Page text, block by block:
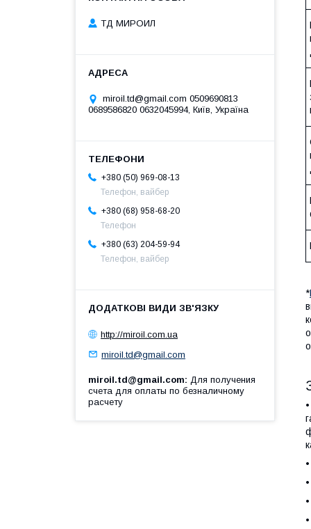
*
ТД МИРОИЛ
miroil.td@gmail.com 0509690813
0689586820 0632045994, Київ, Україна
+380 (50) 969-08-13
Телефон, вайбер
+380 (68) 958-68-20
Телефон
+380 (63) 204-59-94
Телефон, вайбер
http://miroil.com.ua
miroil.td@gmail.com
miroil.td@gmail.com Для получения
счета для оплаты по безналичному
расчету